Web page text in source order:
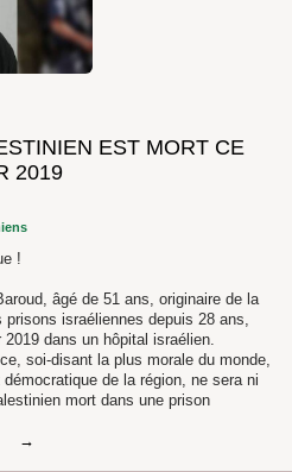
EST MORT CE
2019
!
âgé de 51 ans, originaire de la
israéliennes depuis 28 ans,
dans un hôpital israélien.
soi-disant la plus morale du monde,
de la région, ne sera ni
mort dans une prison